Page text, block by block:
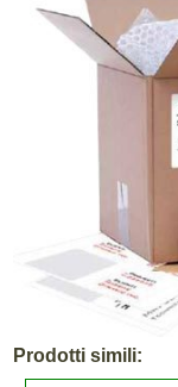
Prodotti simili: